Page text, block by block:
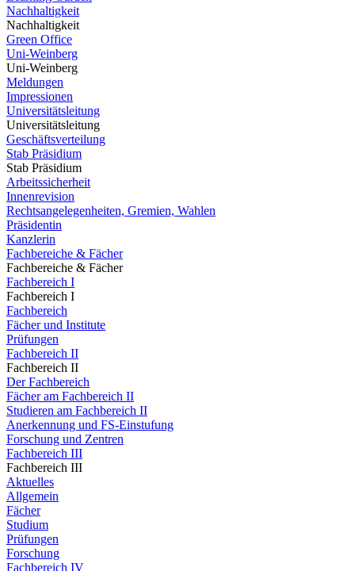
Nachhaltigkeit
Nachhaltigkeit
Green Office
Uni-Weinberg
Uni-Weinberg
Meldungen
Impressionen
Universitätsleitung
Universitätsleitung
Geschäftsverteilung
Stab Präsidium
Stab Präsidium
Arbeitssicherheit
Innenrevision
Rechtsangelegenheiten, Gremien, Wahlen
Präsidentin
Kanzlerin
Fachbereiche & Fächer
Fachbereiche & Fächer
Fachbereich I
Fachbereich I
Fachbereich
Fächer und Institute
Prüfungen
Fachbereich II
Fachbereich II
Der Fachbereich
Fächer am Fachbereich II
Studieren am Fachbereich II
Anerkennung und FS-Einstufung
Forschung und Zentren
Fachbereich III
Fachbereich III
Aktuelles
Allgemein
Fächer
Studium
Prüfungen
Forschung
Fachbereich IV